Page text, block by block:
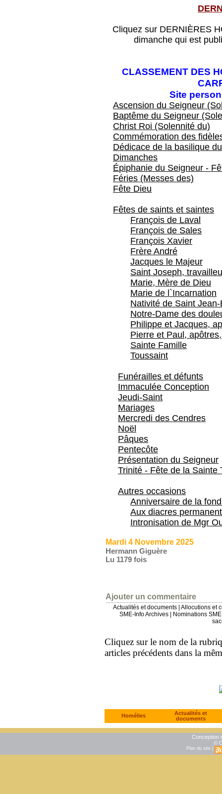
Cliquez sur DERNIÈRES
dimanche qui est
CLASSEMENT DES
Site
Ascension du Seigneur
Baptême du Seigneur
Christ Roi (Solennité du)
Commémoration des
Dédicace de la basilique
Dimanches
Épiphanie du Seigneur -
Féries (Messes des)
Fête Dieu
Fêtes de saints et saintes
François de Laval
François de Sales
François Xavier
Frère André
Jacques le Majeur
Saint Joseph,
Marie, Mère de Dieu
Marie de l`Incarnation
Nativité de Saint
Notre-Dame des
Philippe et Jacques,
Pierre et Paul,
Sainte Famille
Toussaint
Funérailles et défunts
Immaculée Conception
Jeudi-Saint
Mariages
Mercredi des Cendres
Noël
Pâques
Pentecôte
Présentation du Seigneur
Trinité - Fête de la Sainte
Autres occasions
Anniversaire de la
Aux diacres
Intronisation de Mgr
Mardi 4 Novembre 2025
Hermann Giguère
Lu 1179 fois
Ajouter un commentaire
Actualités et documents
Allocutions et
SME-Info Archives
Nominations
Cliquez sur le nom de la
articles précédents dans la
Homélies
Actualités et
documents
Conception
©
Plan du site